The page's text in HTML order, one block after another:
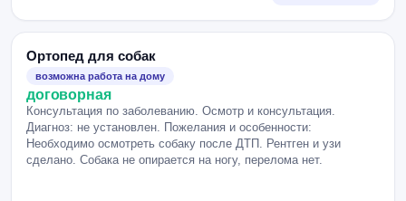
Ортопед для собак
возможна работа на дому
договорная
Консультация по заболеванию. Осмотр и консультация.
Диагноз: не установлен. Пожелания и особенности:
Необходимо осмотреть собаку после ДТП. Рентген и узи
сделано. Собака не опирается на ногу, перелома нет.